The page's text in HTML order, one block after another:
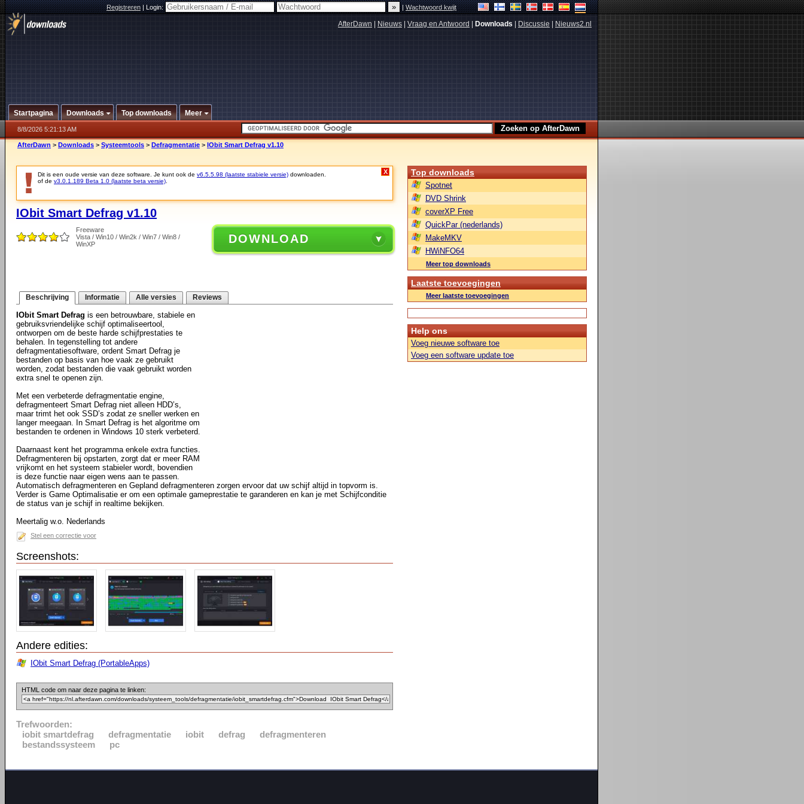
Registreren|Login: |Wachtwoord kwijt
AfterDawn Nieuws Vraag en Antwoord Downloads Discussie Nieuws2.nl
Startpagina Downloads Top downloads Meer
8/8/2026 5:21:13 AM
AfterDawn > Downloads > Systeemtools > Defragmentatie > IObit Smart Defrag v1.10
Dit is een oude versie van deze software. Je kunt ook de v6.5.5.98 (laatste stabiele versie) downloaden.
of de v3.0.1.189 Beta 1.0 (laatste beta versie)
X
IObit Smart Defrag v1.10
Freeware
Vista / Win10 / Win2k / Win7 / Win8 /
WinXP
DOWNLOAD
Beschrijving Informatie Alle versies Reviews
IObit Smart Defrag is een betrouwbare, stabiele en
gebruiksvriendelijke schijf optimaliseertool,
ontworpen om de beste harde schijfprestaties te
behalen. In tegenstelling tot andere
defragmentatiesoftware, ordent Smart Defrag je
bestanden op basis van hoe vaak ze gebruikt
worden, zodat bestanden die vaak gebruikt worden
extra snel te openen zijn.
Met een verbeterde defragmentatie engine,
defragmenteert Smart Defrag niet alleen HDD’s,
maar trimt het ook SSD’s zodat ze sneller werken en
langer meegaan. In Smart Defrag is het algoritme om
bestanden te ordenen in Windows 10 sterk verbeterd.
Daarnaast kent het programma enkele extra functies.
Defragmenteren bij opstarten, zorgt dat er meer RAM
vrijkomt en het systeem stabieler wordt, bovendien
is deze functie naar eigen wens aan te passen.
Automatisch defragmenteren en Gepland defragmenteren zorgen ervoor dat uw schijf altijd in topvorm is.
Verder is Game Optimalisatie er om een optimale gameprestatie te garanderen en kan je met Schijfconditie
de status van je schijf in realtime bekijken.
Meertalig w.o. Nederlands
Stel een correctie voor
Screenshots:
Andere edities:
IObit Smart Defrag (PortableApps)
HTML code om naar deze pagina te linken:
Trefwoorden:
iobit smartdefrag
defragmentatie iobit defrag
defragmenteren
bestandssysteem
pc
Top downloads
Spotnet
DVD Shrink
coverXP Free
QuickPar (nederlands)
MakeMKV
HWiNFO64
Meer top downloads
Laatste toevoegingen
Meer laatste toevoegingen
Help ons
Voeg nieuwe software toe
Voeg een software update toe